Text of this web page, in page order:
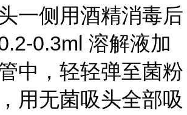
一侧用酒精消毒后
0.3ml 溶解液加
中，轻轻弹至菌粉
用无菌吸头全部吸